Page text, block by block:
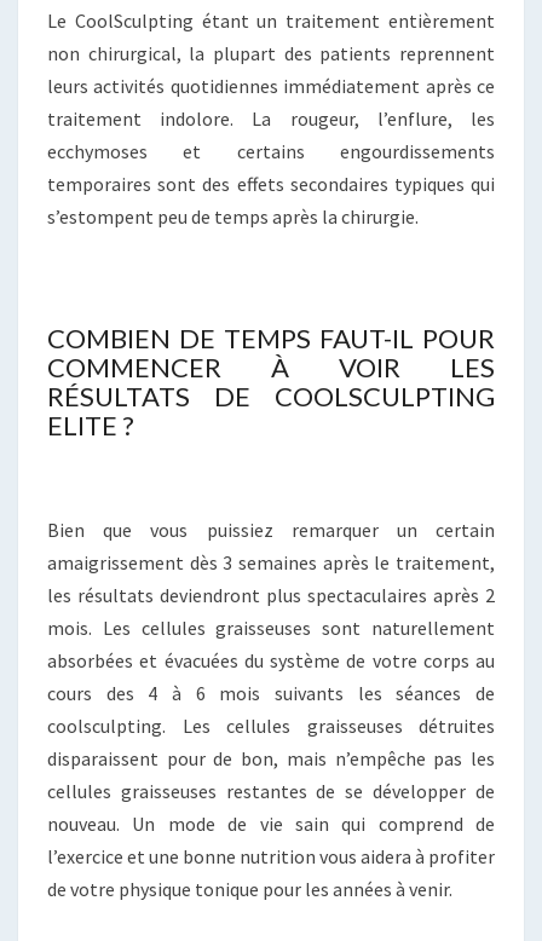
Le CoolSculpting étant un traitement entièrement
non chirurgical, la plupart des patients reprennent
leurs activités quotidiennes immédiatement après ce
traitement indolore. La rougeur, l’enflure, les
ecchymoses et certains engourdissements
temporaires sont des effets secondaires typiques qui
s’estompent peu de temps après la chirurgie.
COMBIEN DE TEMPS FAUT-IL POUR
COMMENCER À VOIR LES
RÉSULTATS DE COOLSCULPTING
ELITE ?
Bien que vous puissiez remarquer un certain
amaigrissement dès 3 semaines après le traitement,
les résultats deviendront plus spectaculaires après 2
mois. Les cellules graisseuses sont naturellement
absorbées et évacuées du système de votre corps au
cours des 4 à 6 mois suivants les séances de
coolsculpting. Les cellules graisseuses détruites
disparaissent pour de bon, mais n’empêche pas les
cellules graisseuses restantes de se développer de
nouveau. Un mode de vie sain qui comprend de
l’exercice et une bonne nutrition vous aidera à profiter
de votre physique tonique pour les années à venir.